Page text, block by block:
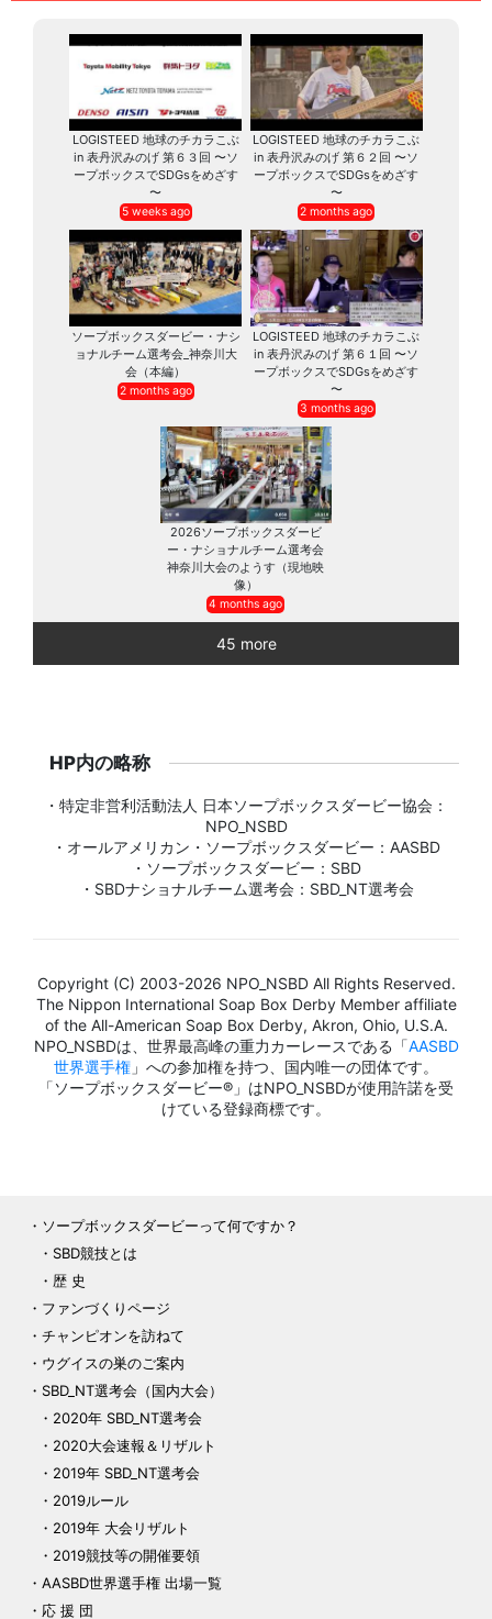
LOGISTEED 地球のチカラこぶ
in 表丹沢みのげ 第６３回 〜ソ
ープボックスでSDGsをめざす
〜
5 weeks ago
LOGISTEED 地球のチカラこぶ
in 表丹沢みのげ 第６２回 〜ソ
ープボックスでSDGsをめざす
〜
2 months ago
ソープボックスダービー・ナシ
ョナルチーム選考会_神奈川大
会（本編）
2 months ago
LOGISTEED 地球のチカラこぶ
in 表丹沢みのげ 第６１回 〜ソ
ープボックスでSDGsをめざす
〜
3 months ago
2026ソープボックスダービ
ー・ナショナルチーム選考会
神奈川大会のようす（現地映
像）
4 months ago
45 more
HP内の略称
・特定非営利活動法人 日本ソープボックスダービー協会：
NPO_NSBD
・オールアメリカン・ソープボックスダービー：AASBD
・ソープボックスダービー：SBD
・SBDナショナルチーム選考会：SBD_NT選考会
Copyright (C) 2003-2026 NPO_NSBD All Rights Reserved.
The Nippon International Soap Box Derby Member affiliate
of the All-American Soap Box Derby, Akron, Ohio, U.S.A.
NPO_NSBDは、世界最高峰の重力カーレースである「AASBD
世界選手権 」への参加権を持つ、国内唯一の団体です。
「ソープボックスダービー®」はNPO_NSBDが使用許諾を受
けている登録商標です。
ソープボックスダービーって何ですか？
SBD競技とは
歴 史
ファンづくりページ
チャンピオンを訪ねて
ウグイスの巣のご案内
SBD_NT選考会（国内大会）
2020年 SBD_NT選考会
2020大会速報＆リザルト
2019年 SBD_NT選考会
2019ルール
2019年 大会リザルト
2019競技等の開催要領
AASBD世界選手権 出場一覧
応 援 団